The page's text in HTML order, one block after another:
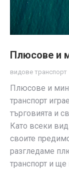
Плюсове и
видове транспорт
Плюсове и
транспорт
търговията и
Като всеки
своите
разгледаме
транспорт и